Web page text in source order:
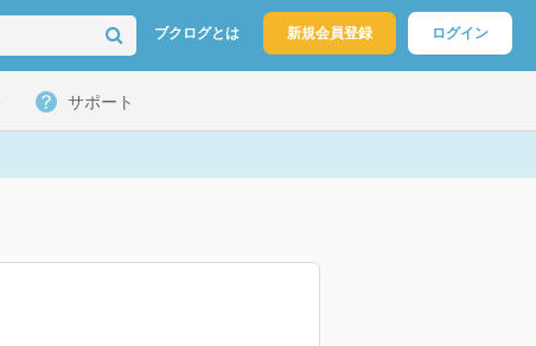
ブクログとは 新規会員登録 ログイン
サポート